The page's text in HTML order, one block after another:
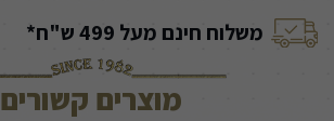
משלוח חינם מעל 499 ש"ח*
מוצרים קשורים